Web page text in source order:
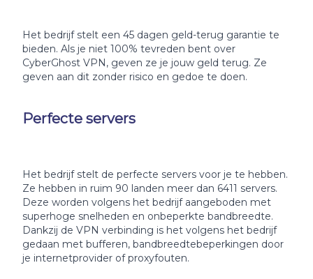
Het bedrijf stelt een 45 dagen geld-terug garantie te
bieden. Als je niet 100% tevreden bent over
CyberGhost VPN, geven ze je jouw geld terug. Ze
geven aan dit zonder risico en gedoe te doen.
Perfecte servers
Het bedrijf stelt de perfecte servers voor je te hebben.
Ze hebben in ruim 90 landen meer dan 6411 servers.
Deze worden volgens het bedrijf aangeboden met
superhoge snelheden en onbeperkte bandbreedte.
Dankzij de VPN verbinding is het volgens het bedrijf
gedaan met bufferen, bandbreedtebeperkingen door
je internetprovider of proxyfouten.